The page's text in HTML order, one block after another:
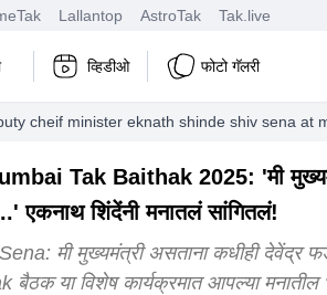
Lallantop AstroTak Tak.live
व्हिडीओ फोटो गॅलरी
cheif minister eknath shinde shiv sena at
Tak Baithak 2025: 'मी
एकनाथ शिंदेंनी मनातलं सांगितलं!
मी मुख्यमंत्री असताना कधीही देवेंद्र
बैठक या विशेष कार्यक्रमात आपल्या मनातील